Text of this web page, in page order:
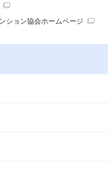
ション協会ホームページ